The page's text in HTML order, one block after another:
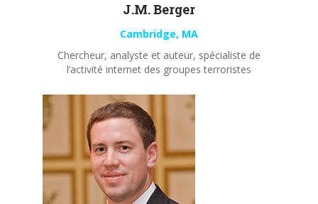
J.M. Berger
Cambridge, MA
Chercheur, analyste et auteur, spécialiste de
l’activité internet des groupes terroristes